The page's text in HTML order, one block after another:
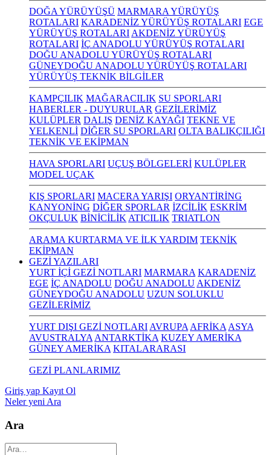
DOĞA YÜRÜYÜŞÜ MARMARA YÜRÜYÜŞ
ROTALARI KARADENİZ YÜRÜYÜŞ ROTALARI EGE
YÜRÜYÜŞ ROTALARI AKDENİZ YÜRÜYÜŞ
ROTALARI İÇ ANADOLU YÜRÜYÜŞ ROTALARI
DOĞU ANADOLU YÜRÜYÜŞ ROTALARI
GÜNEYDOĞU ANADOLU YÜRÜYÜŞ ROTALARI
YÜRÜYÜŞ TEKNİK BİLGİLER
KAMPÇILIK MAĞARACILIK SU SPORLARI
HABERLER - DUYURULAR GEZİLERİMİZ
KULÜPLER DALIŞ DENİZ KAYAĞI TEKNE VE
YELKENLİ DİĞER SU SPORLARI OLTA BALIKÇILIĞI
TEKNİK VE EKİPMAN
HAVA SPORLARI UÇUŞ BÖLGELERİ KULÜPLER
MODEL UÇAK
KIŞ SPORLARI MACERA YARIŞI ORYANTİRİNG
KANYONİNG DİĞER SPORLAR İZCİLİK ESKRİM
OKÇULUK BİNİCİLİK ATICILIK TRIATLON
ARAMA KURTARMA VE İLK YARDIM TEKNİK
EKİPMAN
GEZİ YAZILARI
YURT İÇİ GEZİ NOTLARI MARMARA KARADENİZ
EGE İÇ ANADOLU DOĞU ANADOLU AKDENİZ
GÜNEYDOĞU ANADOLU UZUN SOLUKLU
GEZİLERİMİZ
YURT DIŞI GEZİ NOTLARI AVRUPA AFRİKA ASYA
AVUSTRALYA ANTARKTİKA KUZEY AMERİKA
GÜNEY AMERİKA KITALARARASI
GEZİ PLANLARIMIZ
Giriş yap Kayıt Ol
Neler yeni Ara
Ara